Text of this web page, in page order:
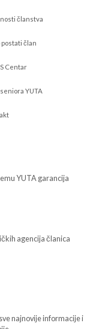
članstva
postati član
Centar
YUTA
YUTA garancija
agencija članica
najnovije informacije i